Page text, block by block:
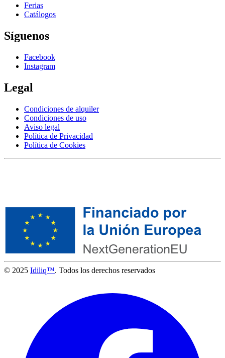
Ferias
Catálogos
Síguenos
Facebook
Instagram
Legal
Condiciones de alquiler
Condiciones de uso
Aviso legal
Política de Privacidad
Política de Cookies
© 2025 Idiliq™. Todos los derechos reservados